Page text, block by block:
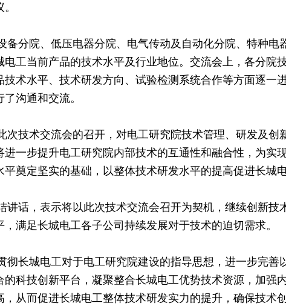
院、低压电器分院、电气传动及自动化分院、特种电
工当前产品的技术水平及行业地位。交流会上，各分院
术水平、技术研发方向、试验检测系统合作等方面逐一
沟通和交流。
术交流会的召开，对电工研究院技术管理、研发及创
一步提升电工研究院内部技术的互通性和融合性，为实
奠定坚实的基础，以整体技术研发水平的提高促进长城
，表示将以此次技术交流会召开为契机，继续创新技
满足长城电工各子公司持续发展对于技术的迫切需求。
城电工对于电工研究院建设的指导思想，进一步完善
科技创新平台，凝聚整合长城电工优势技术资源，加强
从而促进长城电工整体技术研发实力的提升，确保技术